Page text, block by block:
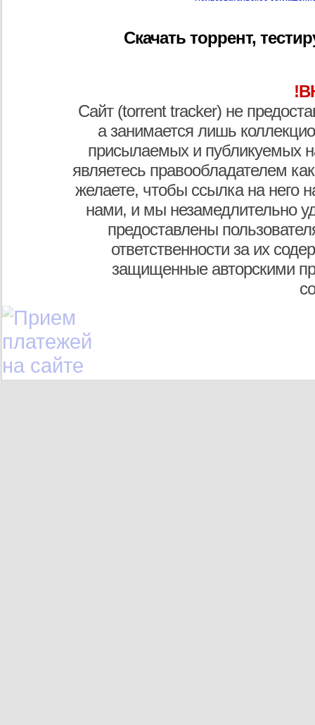
Скачать торрент,
Сайт (torrent tracker) не
а занимается лишь
присылаемых и публикуемых
являетесь правообладателем
желаете, чтобы ссылка на него
нами, и мы незамедлительно
предоставлены
ответственности за их
защищенные авторскими